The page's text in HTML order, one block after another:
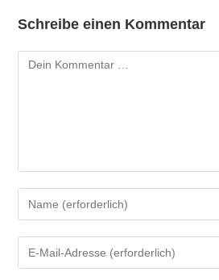
Schreibe einen Kommentar
Kommentar
deinen
Namen
oder
deine